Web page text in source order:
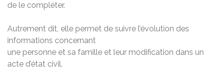
de le compléter.
Autrement dit, elle permet de suivre l’évolution des
informations concernant
une personne et sa famille et leur modification dans un
acte d’état civil.